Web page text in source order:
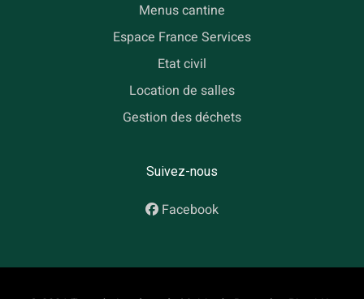
Menus cantine
Espace France Services
Etat civil
Location de salles
Gestion des déchets
Suivez-nous
Facebook